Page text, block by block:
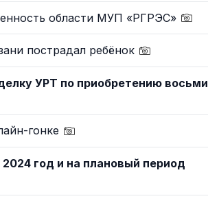
области МУП «РГРЭС»
пострадал ребёнок
УРТ по приобретению восьми
гонке
год и на плановый период